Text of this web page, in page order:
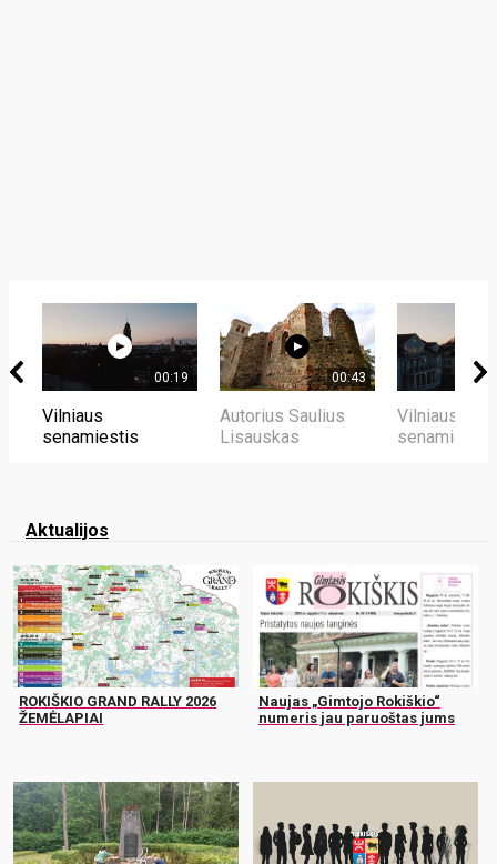
00:19
Vilniaus
senamiestis
00:43
Autorius Saulius
Lisauskas
Vilniaus
senamiestis
Aktualijos
ROKIŠKIO GRAND RALLY 2026
ŽEMĖLAPIAI
Naujas „Gimtojo Rokiškio“
numeris jau paruoštas jums